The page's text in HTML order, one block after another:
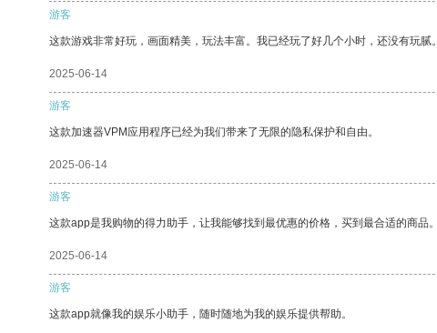
游客
这款游戏非常好玩，画面精美，玩法丰富。我已经玩了好几个小时，还没有玩腻。
2025-06-14
游客
这款加速器VPM应用程序已经为我们带来了无限的隐私保护和自由。
2025-06-14
游客
这款app是我购物的得力助手，让我能够找到最优惠的价格，买到最合适的商品。
2025-06-14
游客
这款app就像我的娱乐小助手，随时随地为我的娱乐提供帮助。